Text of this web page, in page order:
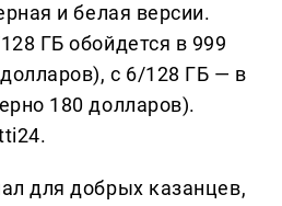
и белая версии.
ГБ обойдется в 999
с 6/128 ГБ — в
180 долларов).
для добрых казанцев,